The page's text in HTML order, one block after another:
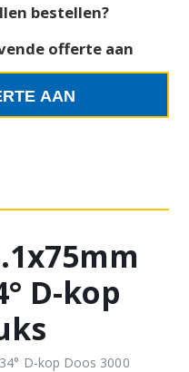
bestellen?
offerte aan
AAN
D-kop
D-kop Doos 3000